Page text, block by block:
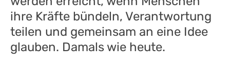
ihre Kräfte bündeln, Verantwortung
teilen und gemeinsam an eine Idee
glauben. Damals wie heute.